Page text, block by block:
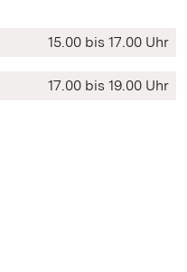
15.00 bis 17.00 Uhr
17.00 bis 19.00 Uhr